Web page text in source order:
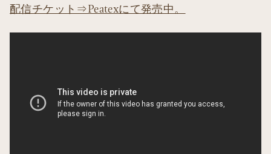
配信チケット⇒Peatexにて発売中。